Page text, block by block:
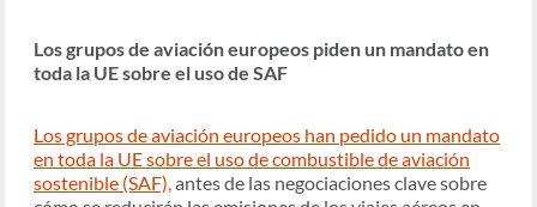
Los grupos de aviación europeos piden un mandato en
toda la UE sobre el uso de SAF
Los grupos de aviación europeos han pedido un mandato
en toda la UE sobre el uso de combustible de aviación
sostenible (SAF),antes de las negociaciones clave sobre